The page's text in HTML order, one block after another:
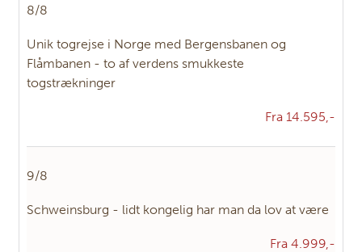
KONTAKTFORMULAR RING TIL OS
8/8
Unik togrejse i Norge med Bergensbanen og
Flåmbanen - to af verdens smukkeste
togstrækninger
Fra 14.595,-
9/8
Schweinsburg - lidt kongelig har man da lov at være
Fra 4.999,-